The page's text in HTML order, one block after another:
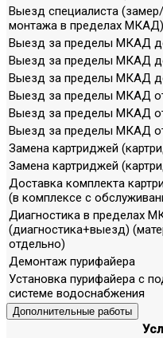
Выезд специалиста
монтажа в пределах МКАД)
Выезд за пределы МКАД
Выезд за пределы МКАД
Выезд за пределы МКАД
Выезд за пределы МКАД
Выезд за пределы МКАД
Выезд за пределы МКАД
Замена картриджей
Замена картриджей
Доставка комплекта
(в комплексе с
Диагностика в пределах
(диагностика+выезд)
отдельно)
Демонтаж пурифайера
Установка пурифайера с
системе водоснабжения
Дополнительные работы